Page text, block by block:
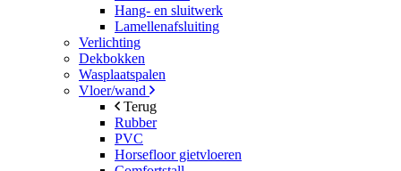
Hang- en sluitwerk
Lamellenafsluiting
Verlichting
Dekbokken
Wasplaatspalen
Vloer/wand
Terug
Rubber
PVC
Horsefloor gietvloeren